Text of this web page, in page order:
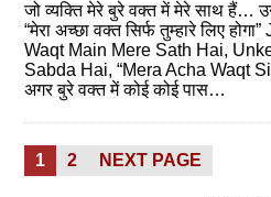
जो व्यक्ति मेरे बुरे वक्त में मेरे साथ हैं…
“मेरा अच्छा वक्त सिर्फ तुम्हारे लिए
Waqt Main Mere Sath Hai,
Sabda Hai, “Mera Acha Waqt
अगर बुरे वक्त में कोई कोई पास…
Posts
pagination
PAGE
1 PAGE
2 NEXT PAGE